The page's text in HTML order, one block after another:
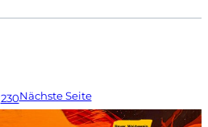
230Nächste Seite